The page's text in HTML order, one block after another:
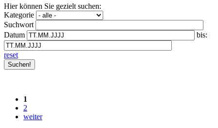
Hier können Sie gezielt suchen:
Kategorie
Suchwort
Datum
bis:
reset
1
2
weiter